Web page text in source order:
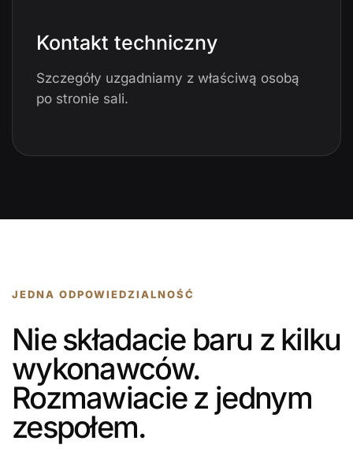
Kontakt techniczny
Szczegóły uzgadniamy z właściwą osobą
po stronie sali.
JEDNA ODPOWIEDZIALNOŚĆ
Nie składacie baru z kilku
wykonawców.
Rozmawiacie z jednym
zespołem.